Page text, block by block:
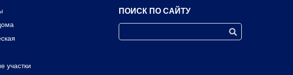
участки
ПОИСК ПО САЙТУ